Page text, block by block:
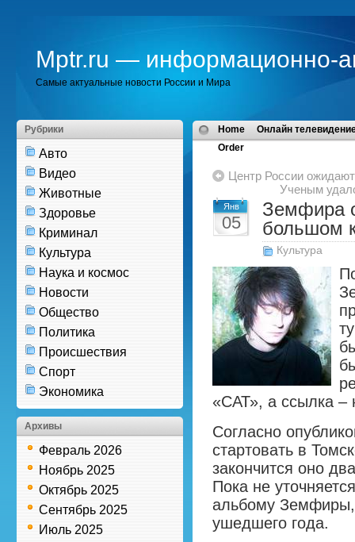
Mptr.ru — информационно-
Самые актуальные новости России и Мира
Рубрики
Авто
Видео
Животные
Здоровье
Криминал
Культура
Наука и космос
Новости
Общество
Политика
Происшествия
Спорт
Экономика
Архивы
Февраль 2026
Ноябрь 2025
Октябрь 2025
Сентябрь 2025
Июль 2025
Home
Онлайн
Order
Центр России
Ученым
Янв
05
Земфира
большом
Культура
«САТ», а ссылка –
Согласно
стартовать в
закончится оно
Пока не
альбому
ушедшего года.